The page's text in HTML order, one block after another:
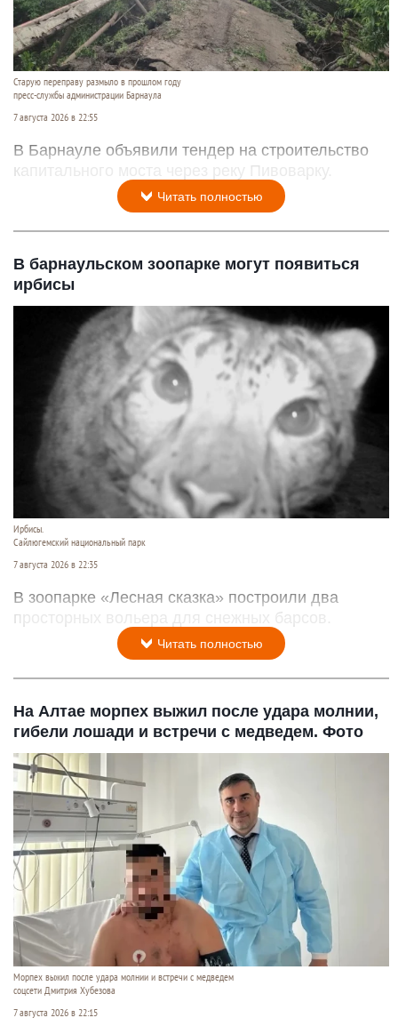
Старую переправу размыло в прошлом году
пресс-службы администрации Барнаула
7 августа 2026 в 22:55
В Барнауле объявили тендер на строительство
капитального моста через реку Пивоварку.
Читать полностью
В барнаульском зоопарке могут появиться
ирбисы
Ирбисы.
Сайлюгемский национальный парк
7 августа 2026 в 22:35
В зоопарке «Лесная сказка» построили два
просторных вольера для снежных барсов.
Читать полностью
На Алтае морпех выжил после удара молнии,
гибели лошади и встречи с медведем. Фото
Морпех выжил после удара молнии и встречи с медведем
соцсети Дмитрия Хубезова
7 августа 2026 в 22:15